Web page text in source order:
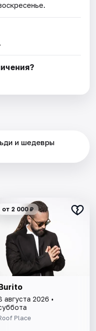
и шедевры
от 2 000 ₽
августа 2026 •
Place